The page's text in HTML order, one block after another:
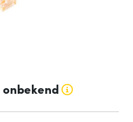
onbekend